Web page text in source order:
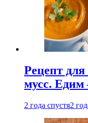
Рецепт
мусс.
2 года спустя2